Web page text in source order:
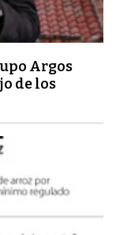
Argos
de los